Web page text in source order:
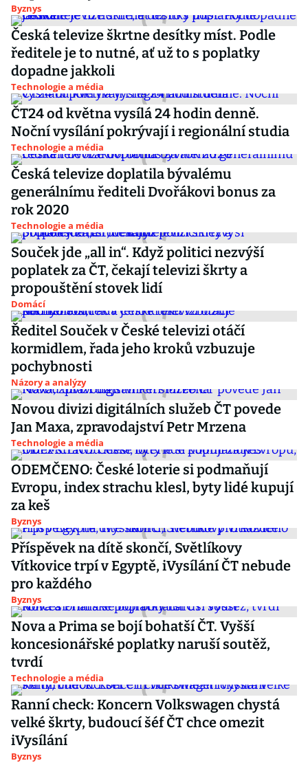
Byznys
Česká televize škrtne desítky míst. Podle
ředitele je to nutné, ať už to s poplatky
dopadne jakkoli
Technologie a média
ČT24 od května vysílá 24 hodin denně.
Noční vysílání pokrývají i regionální studia
Technologie a média
Česká televize doplatila bývalému
generálnímu řediteli Dvořákovi bonus za
rok 2020
Technologie a média
Souček jde „all in“. Když politici nezvýší
poplatek za ČT, čekají televizi škrty a
propouštění stovek lidí
Domácí
Ředitel Souček v České televizi otáčí
kormidlem, řada jeho kroků vzbuzuje
pochybnosti
Názory a analýzy
Novou divizi digitálních služeb ČT povede
Jan Maxa, zpravodajství Petr Mrzena
Technologie a média
ODEMČENO: České loterie si podmaňují
Evropu, index strachu klesl, byty lidé kupují
za keš
Byznys
Příspěvek na dítě skončí, Světlíkovy
Vítkovice trpí v Egyptě, iVysílání ČT nebude
pro každého
Byznys
Nova a Prima se bojí bohatší ČT. Vyšší
koncesionářské poplatky naruší soutěž,
tvrdí
Technologie a média
Ranní check: Koncern Volkswagen chystá
velké škrty, budoucí šéf ČT chce omezit
iVysílání
Byznys